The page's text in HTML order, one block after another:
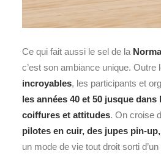
Ce qui fait aussi le sel de la
c’est son ambiance unique. Outre
incroyables, les participants et
les années 40 et 50 jusque dans
coiffures et attitudes. On croise
pilotes en cuir, des jupes pin-
un mode de vie tout droit sorti